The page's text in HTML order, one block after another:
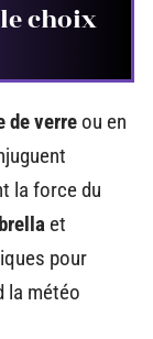
choix
de verre ou en
la force du
et
pour
la météo